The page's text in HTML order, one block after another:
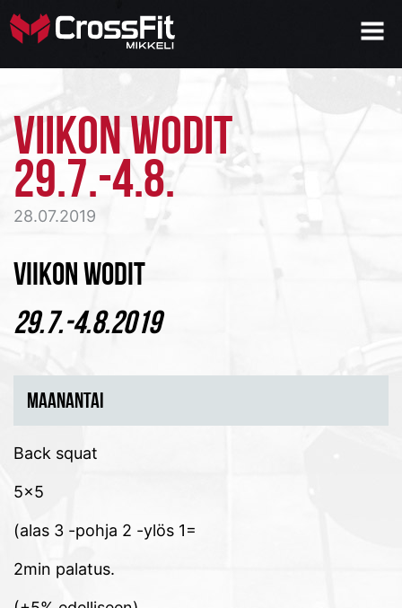
VIIKON WODIT
29.7.-4.8.
28.07.2019
VIIKON WODIT
29.7.-4.8.2019
MAANANTAI
Back squat
5×5
(alas 3 -pohja 2 -ylös 1=
2min palatus.